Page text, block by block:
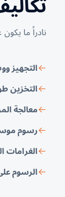
نادراً ما
التجهيز
التخزين
معالجة
رسوم
الغرامات
الرسوم